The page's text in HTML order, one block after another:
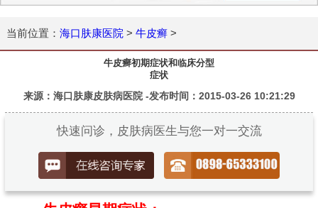
当前位置： 海口肤康医院 > 牛皮癣>
牛皮癣初期症状和临床分型
症状
来源：海口肤康皮肤病医院 -发布时间：2015-03-26 10:21:29
快速问诊，皮肤病医生与您一对一交流